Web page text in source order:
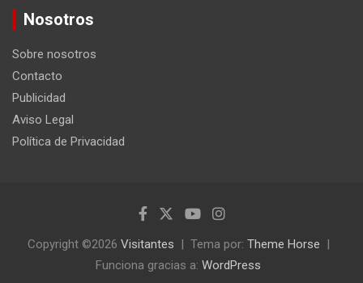
c
Nosotros
Sobre nosotros
Contacto
Publicidad
Aviso Legal
Política de Privacidad
Copyright ©2026 Visitantes Tema por: Theme Horse
Funciona gracias a: WordPress